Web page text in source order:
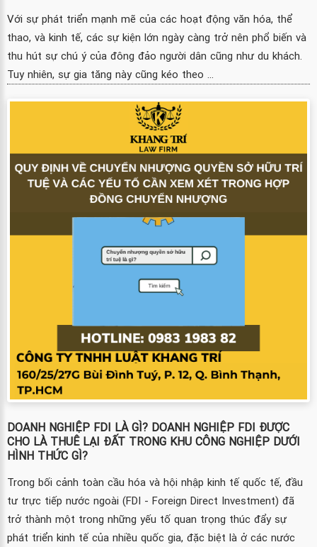
Với sự phát triển mạnh mẽ của các hoạt động văn hóa, thể
thao, và kinh tế, các sự kiện lớn ngày càng trở nên phổ biến và
thu hút sự chú ý của đông đảo người dân cũng như du khách.
Tuy nhiên, sự gia tăng này cũng kéo theo ...
DOANH NGHIỆP FDI LÀ GÌ? DOANH NGHIỆP FDI ĐƯỢC
CHO LÀ THUÊ LẠI ĐẤT TRONG KHU CÔNG NGHIỆP DƯỚI
HÌNH THỨC GÌ?
Trong bối cảnh toàn cầu hóa và hội nhập kinh tế quốc tế, đầu
tư trực tiếp nước ngoài (FDI - Foreign Direct Investment) đã
trở thành một trong những yếu tố quan trọng thúc đẩy sự
phát triển kinh tế của nhiều quốc gia, đặc biệt là ở các nước